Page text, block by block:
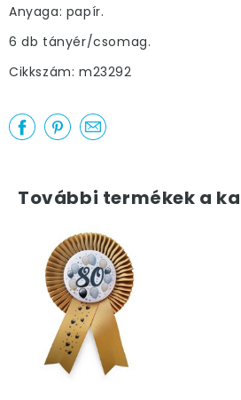
Anyaga: papír.
6 db tányér/csomag.
Cikkszám: m23292
További termékek a